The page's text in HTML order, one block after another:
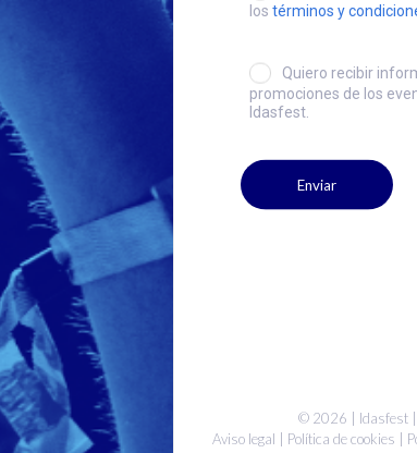
los términos y
Quiero recibir
promociones de los
Idasfest.
Enviar
© 2026 | Idasfest|
Aviso legal
Política de cookies